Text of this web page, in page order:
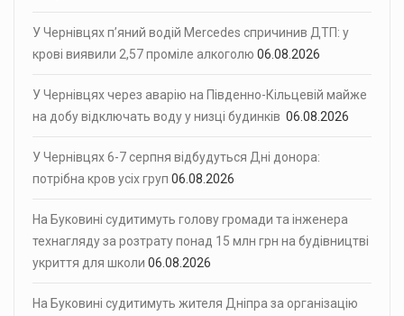
У Чернівцях п’яний водій Mercedes спричинив ДТП: у
крові виявили 2,57 проміле алкоголю 06.08.2026
У Чернівцях через аварію на Південно-Кільцевій майже
на добу відключать воду у низці будинків 06.08.2026
У Чернівцях 6-7 серпня відбудуться Дні донора:
потрібна кров усіх груп 06.08.2026
На Буковині судитимуть голову громади та інженера
технагляду за розтрату понад 15 млн грн на будівництві
укриття для школи 06.08.2026
На Буковині судитимуть жителя Дніпра за організацію